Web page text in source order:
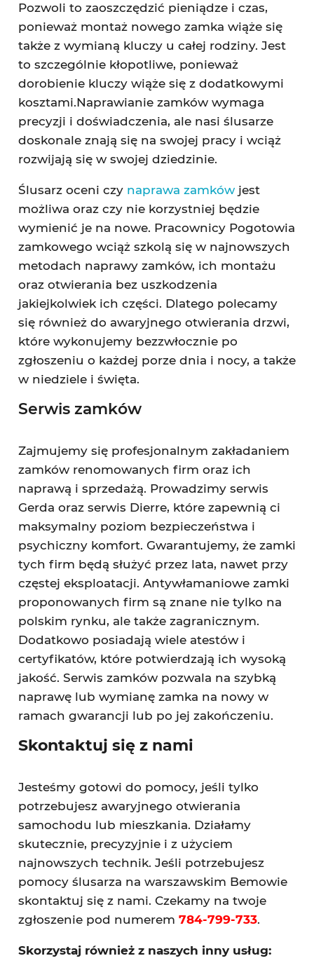
Pozwoli to zaoszczędzić pieniądze i czas,
ponieważ montaż nowego zamka wiąże się
także z wymianą kluczy u całej rodziny. Jest
to szczególnie kłopotliwe, ponieważ
dorobienie kluczy wiąże się z dodatkowymi
kosztami.Naprawianie zamków wymaga
precyzji i doświadczenia, ale nasi ślusarze
doskonale znają się na swojej pracy i wciąż
rozwijają się w swojej dziedzinie.
Ślusarz oceni czy naprawa zamkówjest
możliwa oraz czy nie korzystniej będzie
wymienić je na nowe. Pracownicy Pogotowia
zamkowego wciąż szkolą się w najnowszych
metodach naprawy zamków, ich montażu
oraz otwierania bez uszkodzenia
jakiejkolwiek ich części. Dlatego polecamy
się również do awaryjnego otwierania drzwi,
które wykonujemy bezzwłocznie po
zgłoszeniu o każdej porze dnia i nocy, a także
w niedziele i święta.
Serwis zamków
Zajmujemy się profesjonalnym zakładaniem
zamków renomowanych firm oraz ich
naprawą i sprzedażą. Prowadzimy serwis
Gerda oraz serwis Dierre, które zapewnią ci
maksymalny poziom bezpieczeństwa i
psychiczny komfort. Gwarantujemy, że zamki
tych firm będą służyć przez lata, nawet przy
częstej eksploatacji. Antywłamaniowe zamki
proponowanych firm są znane nie tylko na
polskim rynku, ale także zagranicznym.
Dodatkowo posiadają wiele atestów i
certyfikatów, które potwierdzają ich wysoką
jakość. Serwis zamków pozwala na szybką
naprawę lub wymianę zamka na nowy w
ramach gwarancji lub po jej zakończeniu.
Skontaktuj się z nami
Jesteśmy gotowi do pomocy, jeśli tylko
potrzebujesz awaryjnego otwierania
samochodu lub mieszkania. Działamy
skutecznie, precyzyjnie i z użyciem
najnowszych technik. Jeśli potrzebujesz
pomocy ślusarza na warszawskim Bemowie
skontaktuj się z nami. Czekamy na twoje
zgłoszenie pod numerem 784-799-733.
Skorzystaj również z naszych inny usług: